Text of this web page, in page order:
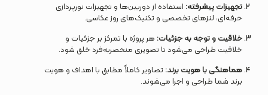
تجهیزات پیشرفته: استفاده از دوربین‌ها و تجهیزات نورپردازی
حرفه‌ای، لنزهای تخصصی و تکنیک‌های روز عکاسی.
خلاقیت و توجه به جزئیات: هر پروژه با تمرکز بر جزئیات و
خلاقیت طراحی می‌شود تا تصویری منحصربه‌فرد خلق شود.
هماهنگی با هویت برند: تصاویر کاملاً مطابق با اهداف و هویت
برند شما طراحی و اجرا می‌شوند.